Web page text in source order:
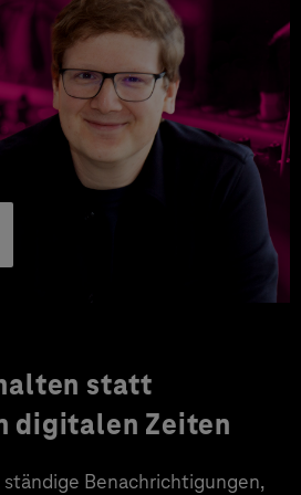
statt
digitalen Zeiten
Benachrichtigungen,